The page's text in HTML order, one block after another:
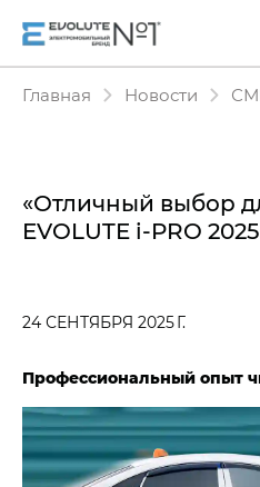
Главная Новости
«Отличный выбор
EVOLUTE i⁠-⁠PRO​
24 СЕНТЯБРЯ 2025 Г.
Профессиональный опыт